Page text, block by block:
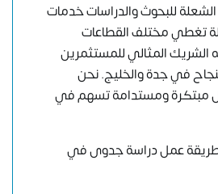
للبحوث والدراسات خدمات
تغطي مختلف القطاعات
الشريك المثالي للمستثمرين
في جدة والخليج. نحن
مبتكرة ومستدامة تسهم في
طريقة عمل دراسة جدوى في